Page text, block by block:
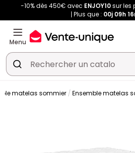
-10% dès 450€ avec ENJOY10sur les
Plus que : 00j 09h
Menu
matelas sommier Ensemble matelas